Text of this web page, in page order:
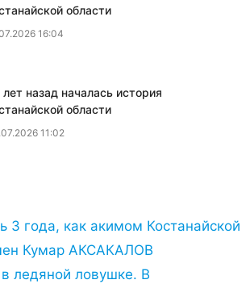
области
16:04
лет назад началась история
области
11:02
3 года, как акимом Костанайской
Кумар АКСАКАЛОВ
ледяной ловушке. В